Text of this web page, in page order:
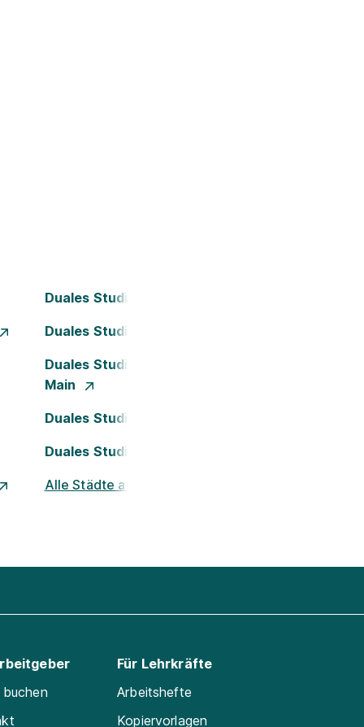
Duales Studium Bielefeld
Duales Studium Dortmund
Duales Studium Frankfurt am
Main
Duales Studium Köln
Duales Studium Nürnberg
Alle Städte ansehen
Für Lehrkräfte
Arbeitshefte
Kopiervorlagen